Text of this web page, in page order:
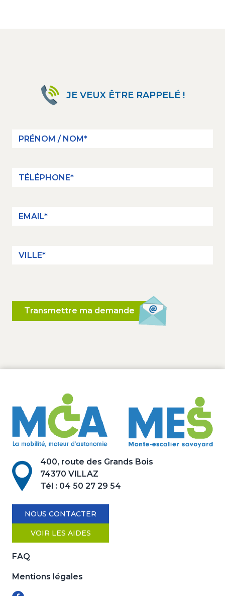
JE VEUX ÊTRE RAPPELÉ !
Transmettre ma demande
400, route des Grands Bois
74370 VILLAZ
Tél : 04 50 27 29 54
NOUS CONTACTER
VOIR LES AIDES
FAQ
Mentions légales